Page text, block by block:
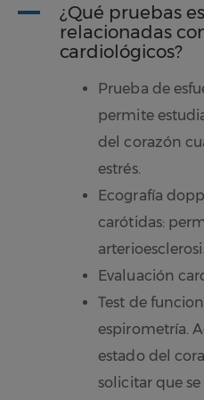
A
¿Qué pruebas
relacionadas
cardiológicos?
Prueba de
permite
del corazón
estrés.
Ecografía
carótidas:
Evaluación
Test de
espirometría.
estado del
solicitar que